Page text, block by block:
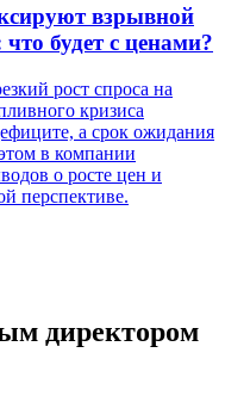
взрывной
будет с ценами?
рост спроса на
кризиса
а срок ожидания
в компании
о росте цен и
перспективе.
директором